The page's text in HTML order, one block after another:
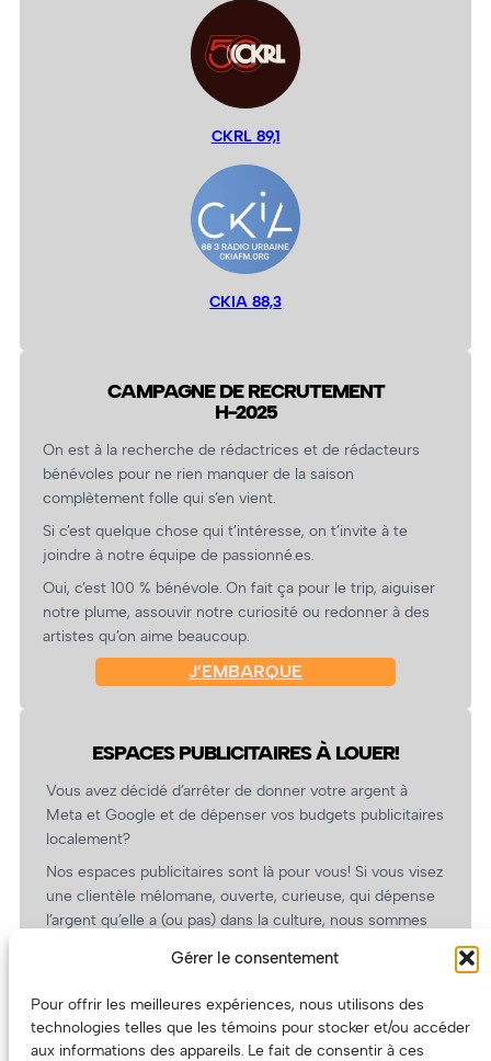
Gérer le consentement
Pour offrir les meilleures expériences, nous utilisons des
technologies telles que les témoins pour stocker et/ou accéder
aux informations des appareils. Le fait de consentir à ces
CKRL 89,1
CKIA 88,3
CAMPAGNE DE RECRUTEMENT
H-2025
On est à la recherche de rédactrices et de rédacteurs
bénévoles pour ne rien manquer de la saison
complètement folle qui s’en vient.
Si c’est quelque chose qui t’intéresse, on t’invite à te
joindre à notre équipe de passionné.es.
Oui, c’est 100 % bénévole. On fait ça pour le trip, aiguiser
notre plume, assouvir notre curiosité ou redonner à des
artistes qu’on aime beaucoup.
J’EMBARQUE
ESPACES PUBLICITAIRES À LOUER!
Vous avez décidé d’arrêter de donner votre argent à
Meta et Google et de dépenser vos budgets publicitaires
localement?
Nos espaces publicitaires sont là pour vous! Si vous visez
une clientèle mélomane, ouverte, curieuse, qui dépense
l’argent qu’elle a (ou pas) dans la culture, nous sommes
revient.
(Oui, on va avoir des tarifs spéciaux pour vous, les